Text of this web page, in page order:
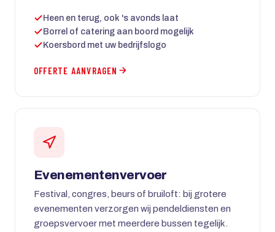
Heen en terug, ook 's avonds laat
Borrel of catering aan boord mogelijk
Koersbord met uw bedrijfslogo
OFFERTE AANVRAGEN
Evenementenvervoer
Festival, congres, beurs of bruiloft: bij grotere
evenementen verzorgen wij pendeldiensten en
groepsvervoer met meerdere bussen tegelijk.